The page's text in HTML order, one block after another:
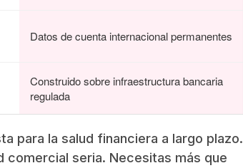
Datos de cuenta internacional permanentes
Construido sobre infraestructura bancaria
regulada
para la salud financiera a largo plazo.
comercial seria. Necesitas más que